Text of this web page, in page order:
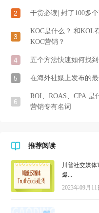
2 干货必读| 封了100多
3
KOC是什么？ 和KOL
KOC营销？
4 五个方法快速如何找
5 在海外社媒上发布的
6
ROI、ROAS、CPA
营销专有名词
推荐阅读
川普社交媒体
爆...
2023年09月11